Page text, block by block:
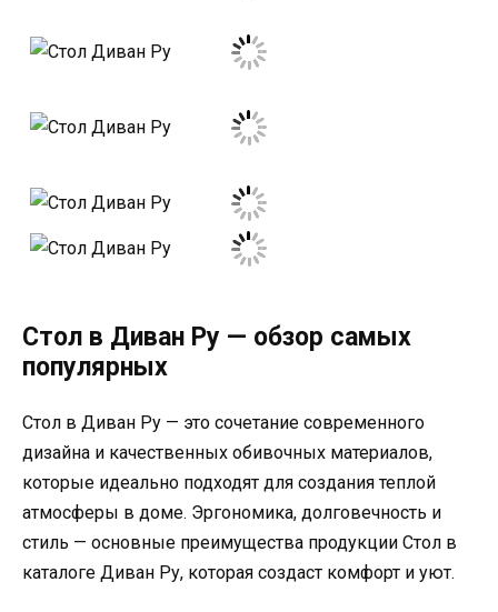
Стол в Диван Ру — обзор самых
популярных
Стол в Диван Ру — это сочетание современного
дизайна и качественных обивочных материалов,
которые идеально подходят для создания теплой
атмосферы в доме. Эргономика, долговечность и
стиль — основные преимущества продукции Стол в
каталоге Диван Ру, которая создаст комфорт и уют.